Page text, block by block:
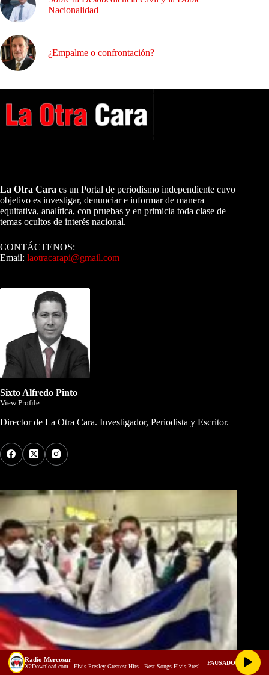
Nacionalidad
¿Empalme o confrontación?
La Otra Cara es un Portal de periodismo independiente cuyo
objetivo es investigar, denunciar e informar de manera
equitativa, analítica, con pruebas y en primicia toda clase de
temas ocultos de interés nacional.
CONTÁCTENOS:
Email: laotracarapi@gmail.com
Sixto Alfredo Pinto
View Profile
Director de La Otra Cara. Investigador, Periodista y Escritor.
Radio Mercosur PAUSADO